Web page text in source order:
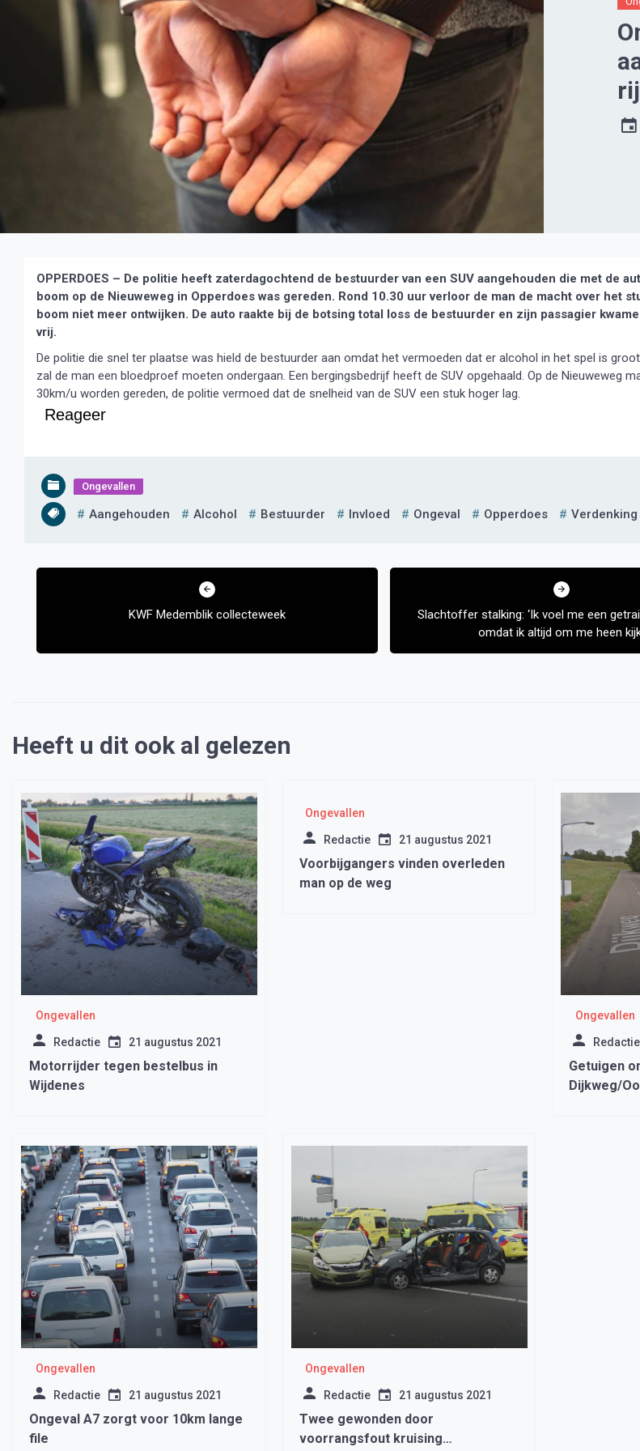
OPPERDOES – De politie heeft zaterdagochtend de bestuurder van een SUV aangehouden die met de
boom op de Nieuweweg in Opperdoes was gereden. Rond 10.30 uur verloor de man de macht over het
boom niet meer ontwijken. De auto raakte bij de botsing total loss de bestuurder en zijn passagier
vrij.
De politie die snel ter plaatse was hield de bestuurder aan omdat het vermoeden dat er alcohol in het spel is
zal de man een bloedproef moeten ondergaan. Een bergingsbedrijf heeft de SUV opgehaald. Op de Nieuweweg
30km/u worden gereden, de politie vermoed dat de snelheid van de SUV een stuk hoger lag.
Reageer
Ongevallen
Aangehouden Alcohol Bestuurder Invloed Ongeval Opperdoes Verdenking
Bericht
KWF Medemblik collecteweek
Slachtoffer stalking: ‘Ik voel me een
omdat ik altijd om me heen
Heeft u dit ook al gelezen
Ongevallen
Redactie 21 augustus 2021
Motorrijder tegen bestelbus in
Wijdenes
Ongevallen
Redactie 21 augustus 2021
Voorbijgangers vinden overleden
man op de weg
Ongevallen
Redactie
Getuigen
Dijkweg/
Ongevallen
Redactie 21 augustus 2021
Ongeval A7 zorgt voor 10km lange
file
Ongevallen
Redactie 21 augustus 2021
Twee gewonden door
voorrangsfout kruising